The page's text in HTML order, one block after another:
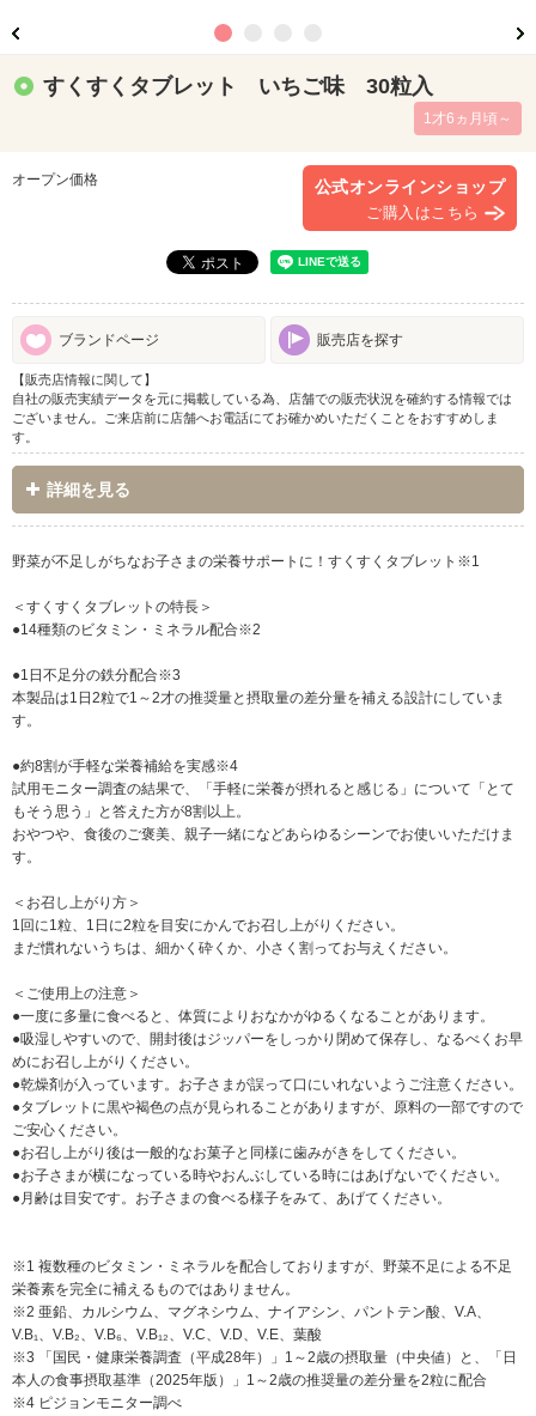
すくすくタブレット いちご味 30粒入
1才6ヵ月頃～
オープン価格 公式オンラインショップ
ご購入はこちら
ブランドページ 販売店を探す
【販売店情報に関して】
自社の販売実績データを元に掲載している為、店舗での販売状況を確約する情報では
ございません。ご来店前に店舗へお電話にてお確かめいただくことをおすすめしま
す。
詳細を見る
野菜が不足しがちなお子さまの栄養サポートに！すくすくタブレット※1
＜すくすくタブレットの特長＞
●14種類のビタミン・ミネラル配合※2
●1日不足分の鉄分配合※3
本製品は1日2粒で1～2才の推奨量と摂取量の差分量を補える設計にしていま
す。
●約8割が手軽な栄養補給を実感※4
試用モニター調査の結果で、「手軽に栄養が摂れると感じる」について「とて
もそう思う」と答えた方が8割以上。
おやつや、食後のご褒美、親子一緒になどあらゆるシーンでお使いいただけま
す。
＜お召し上がり方＞
1回に1粒、1日に2粒を目安にかんでお召し上がりください。
まだ慣れないうちは、細かく砕くか、小さく割ってお与えください。
＜ご使用上の注意＞
●一度に多量に食べると、体質によりおなかがゆるくなることがあります。
●吸湿しやすいので、開封後はジッパーをしっかり閉めて保存し、なるべくお早
めにお召し上がりください。
●乾燥剤が入っています。お子さまが誤って口にいれないようご注意ください。
●タブレットに黒や褐色の点が見られることがありますが、原料の一部ですので
ご安心ください。
●お召し上がり後は一般的なお菓子と同様に歯みがきをしてください。
●お子さまが横になっている時やおんぶしている時にはあげないでください。
●月齢は目安です。お子さまの食べる様子をみて、あげてください。
※1 複数種のビタミン・ミネラルを配合しておりますが、野菜不足による不足
栄養素を完全に補えるものではありません。
※2 亜鉛、カルシウム、マグネシウム、ナイアシン、パントテン酸、V.A、
V.B₁、V.B₂、V.B₆、V.B₁₂、V.C、V.D、V.E、葉酸
※3 「国民・健康栄養調査（平成28年）」1～2歳の摂取量（中央値）と、「日
本人の食事摂取基準（2025年版）」1～2歳の推奨量の差分量を2粒に配合
※4 ピジョンモニター調べ